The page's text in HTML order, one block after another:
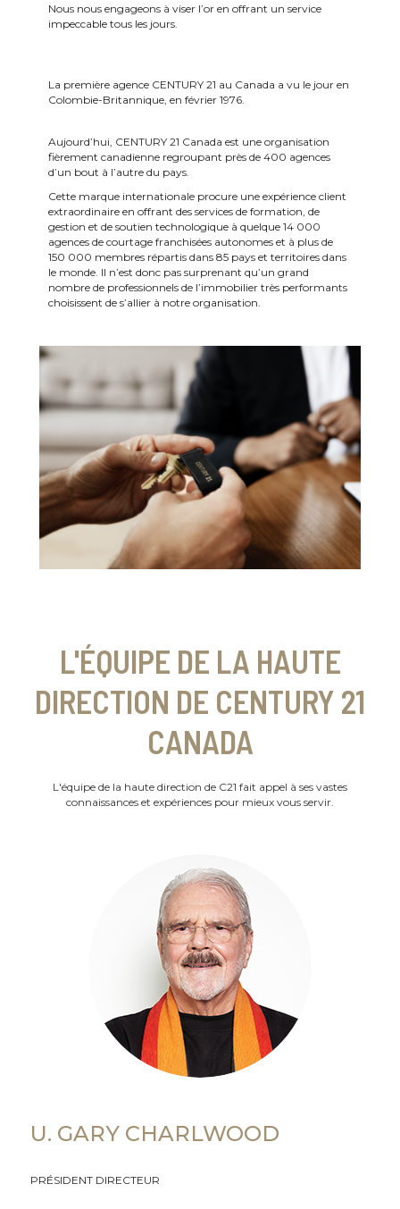
Nous nous engageons à viser l’or en offrant un service
impeccable tous les jours.
La première agence CENTURY 21 au Canada a vu le jour en
Colombie-Britannique, en février 1976.
Aujourd’hui, CENTURY 21 Canada est une organisation
fièrement canadienne regroupant près de 400 agences
d’un bout à l’autre du pays.
Cette marque internationale procure une expérience client
extraordinaire en offrant des services de formation, de
gestion et de soutien technologique à quelque 14 000
agences de courtage franchisées autonomes et à plus de
150 000 membres répartis dans 85 pays et territoires dans
le monde. Il n’est donc pas surprenant qu’un grand
nombre de professionnels de l’immobilier très performants
choisissent de s’allier à notre organisation.
L'ÉQUIPE DE LA HAUTE
DIRECTION DE CENTURY 21
CANADA
L'équipe de la haute direction de C21 fait appel à ses vastes
connaissances et expériences pour mieux vous servir.
U. GARY CHARLWOOD
PRÉSIDENT DIRECTEUR